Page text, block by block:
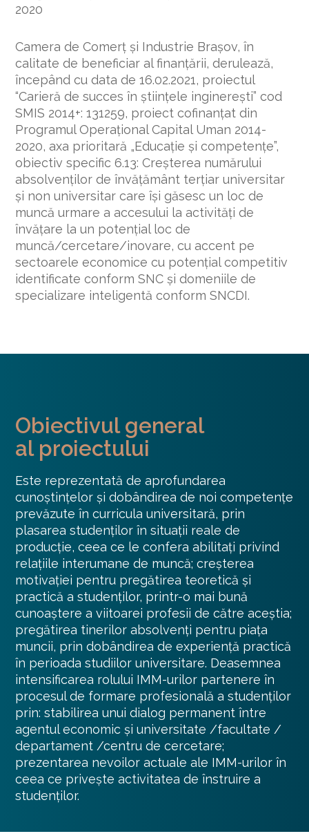
2020
Camera de Comerț și Industrie Brașov,în
calitate de beneficiar al finanțării, derulează,
începând cu data de 16.02.2021, proiectul
“Carieră de succes în științele inginerești”cod
SMIS 2014+: 131259, proiect cofinanțat din
Programul Operațional Capital Uman 2014-
2020, axa prioritară „Educație și competențe”,
obiectiv specific 6.13: Creșterea numărului
absolvenților de învățământ terțiar universitar
și non universitar care își găsesc un loc de
muncă urmare a accesului la activități de
învățare la un potențial loc de
muncă/cercetare/inovare, cu accent pe
sectoarele economice cu potențial competitiv
identificate conform SNC și domeniile de
specializare inteligentă conform SNCDI.
Obiectivul general
al proiectului
Este reprezentată de aprofundarea
cunoștințelor și dobândirea de noi competențe
prevăzute în curricula universitară, prin
plasarea studenților în situații reale de
producție, ceea ce le confera abilitați privind
relațiile interumane de muncă; creșterea
motivației pentru pregătirea teoretică și
practică a studenților, printr-o mai bună
cunoaștere a viitoarei profesii de către aceștia;
pregătirea tinerilor absolvenți pentru piața
muncii, prin dobândirea de experiență practică
în perioada studiilor universitare. Deasemnea
intensificarea rolului IMM-urilor partenere în
procesul de formare profesională a studenților
prin: stabilirea unui dialog permanent între
agentul economic și universitate /facultate /
departament /centru de cercetare;
prezentarea nevoilor actuale ale IMM-urilor în
ceea ce privește activitatea de înstruire a
studenților.